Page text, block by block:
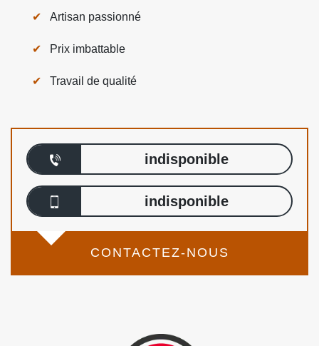
Artisan passionné
Prix imbattable
Travail de qualité
indisponible
indisponible
CONTACTEZ-NOUS